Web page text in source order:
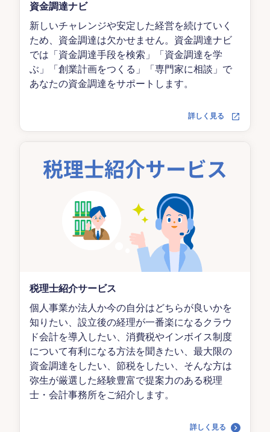
資金調達ナビ
新しいチャレンジや安定した経営を続けていく
ため、資金調達は欠かせません。資金調達ナビ
では「資金調達手段を検索」「資金調達を学
ぶ」「創業計画をつくる」「専門家に相談」で
あなたの資金調達をサポートします。
詳しく見る
税理士紹介サービス
個人事業か法人か今の自分はどちらが良いかを
知りたい、設立後の経理が一番楽になるクラウ
ド会計を導入したい、消費税やインボイス制度
について有利になる方法を聞きたい、最大限の
資金調達をしたい、節税をしたい、そんな方は
弥生が厳選した経験豊富で提案力のある税理
士・会計事務所をご紹介します。
詳しく見る